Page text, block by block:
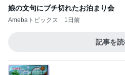
Amebaトピックス 1日